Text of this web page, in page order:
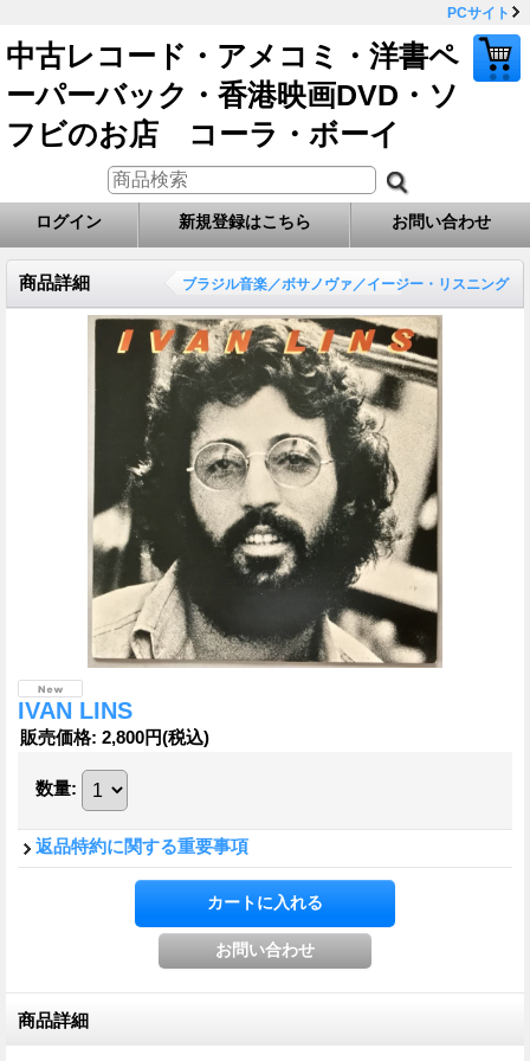
PCサイト
中古レコード・アメコミ・洋書ペ
ーパーバック・香港映画DVD・ソ
フビのお店 コーラ・ボーイ
ログイン 新規登録はこちら お問い合わせ
商品詳細 ブラジル音楽／ボサノヴァ／イージー・リスニング
IVAN LINS
販売価格: 2,800円(税込)
数量:
返品特約に関する重要事項
商品詳細